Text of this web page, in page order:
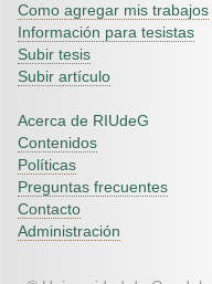
Como agregar mis trabajos
Información para tesistas
Subir tesis
Subir artículo
Acerca de RIUdeG
Contenidos
Políticas
Preguntas frecuentes
Contacto
Administración